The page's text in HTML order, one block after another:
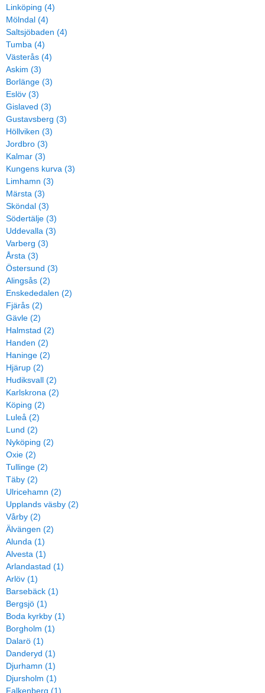
Linköping (4)
Mölndal (4)
Saltsjöbaden (4)
Tumba (4)
Västerås (4)
Askim (3)
Borlänge (3)
Eslöv (3)
Gislaved (3)
Gustavsberg (3)
Höllviken (3)
Jordbro (3)
Kalmar (3)
Kungens kurva (3)
Limhamn (3)
Märsta (3)
Sköndal (3)
Södertälje (3)
Uddevalla (3)
Varberg (3)
Årsta (3)
Östersund (3)
Alingsås (2)
Enskededalen (2)
Fjärås (2)
Gävle (2)
Halmstad (2)
Handen (2)
Haninge (2)
Hjärup (2)
Hudiksvall (2)
Karlskrona (2)
Köping (2)
Luleå (2)
Lund (2)
Nyköping (2)
Oxie (2)
Tullinge (2)
Täby (2)
Ulricehamn (2)
Upplands väsby (2)
Vårby (2)
Älvängen (2)
Alunda (1)
Alvesta (1)
Arlandastad (1)
Arlöv (1)
Barsebäck (1)
Bergsjö (1)
Boda kyrkby (1)
Borgholm (1)
Dalarö (1)
Danderyd (1)
Djurhamn (1)
Djursholm (1)
Falkenberg (1)